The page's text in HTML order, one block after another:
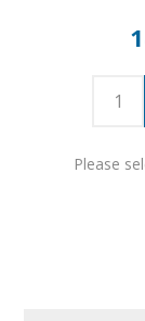
Please